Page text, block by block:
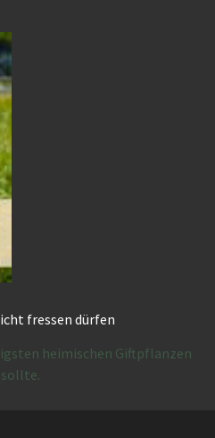
fressen dürfen
heimischen Giftpflanzen
sollte.